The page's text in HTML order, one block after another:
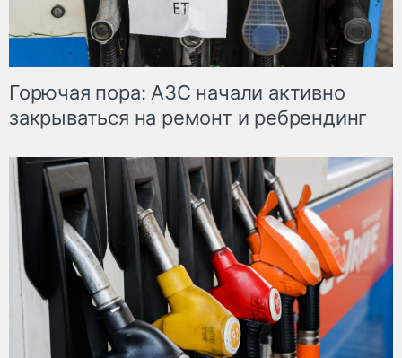
Горючая пора: АЗС начали активно
закрываться на ремонт и ребрендинг